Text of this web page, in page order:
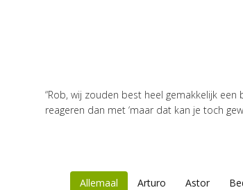
“Rob, wij zouden best heel gemakkelijk
reageren dan met ‘maar dat kan je toch
Allemaal Arturo Astor